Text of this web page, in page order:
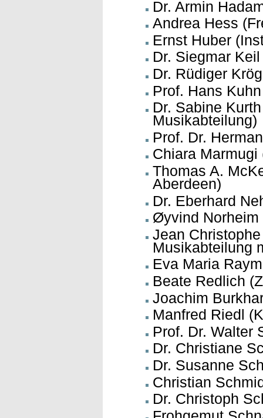
Dr. Armin
Andrea Hess
Ernst Huber
Dr. Siegmar
Dr. Rüdiger
Prof. Hans
Dr. Sabine
Musikabteilung)
Prof. Dr.
Chiara
Thomas A.
Aberdeen)
Dr. Eberhard
Øyvind Norheim
Jean
Musikabteilung
Eva Maria
Beate Redlich
Joachim
Manfred Riedl
Prof. Dr. Walter
Dr. Christiane
Dr. Susanne
Christian
Dr. Christoph